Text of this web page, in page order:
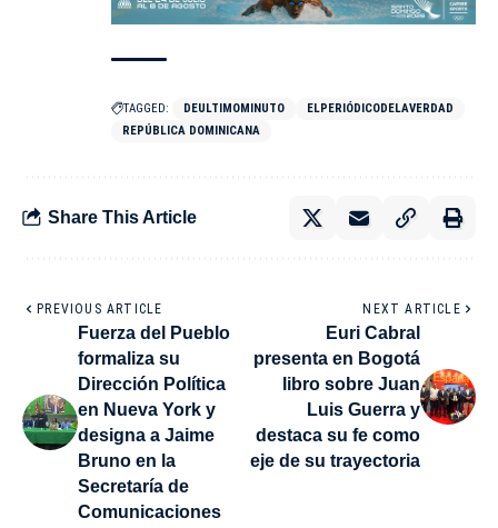
TAGGED: DEULTIMOMINUTO
ELPERIÓDICODELAVERDAD
REPÚBLICA DOMINICANA
Share This Article
PREVIOUS ARTICLE
Fuerza del Pueblo
formaliza su
Dirección Política
en Nueva York y
designa a Jaime
Bruno en la
Secretaría de
Comunicaciones
NEXT ARTICLE
Euri Cabral
presenta en Bogotá
libro sobre Juan
Luis Guerra y
destaca su fe como
eje de su trayectoria